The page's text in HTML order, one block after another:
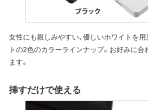
女性にも親しみやすい、優しいホワイトを用
トの2色のカラーラインナップ。お好みに
ます。
挿すだけで使える